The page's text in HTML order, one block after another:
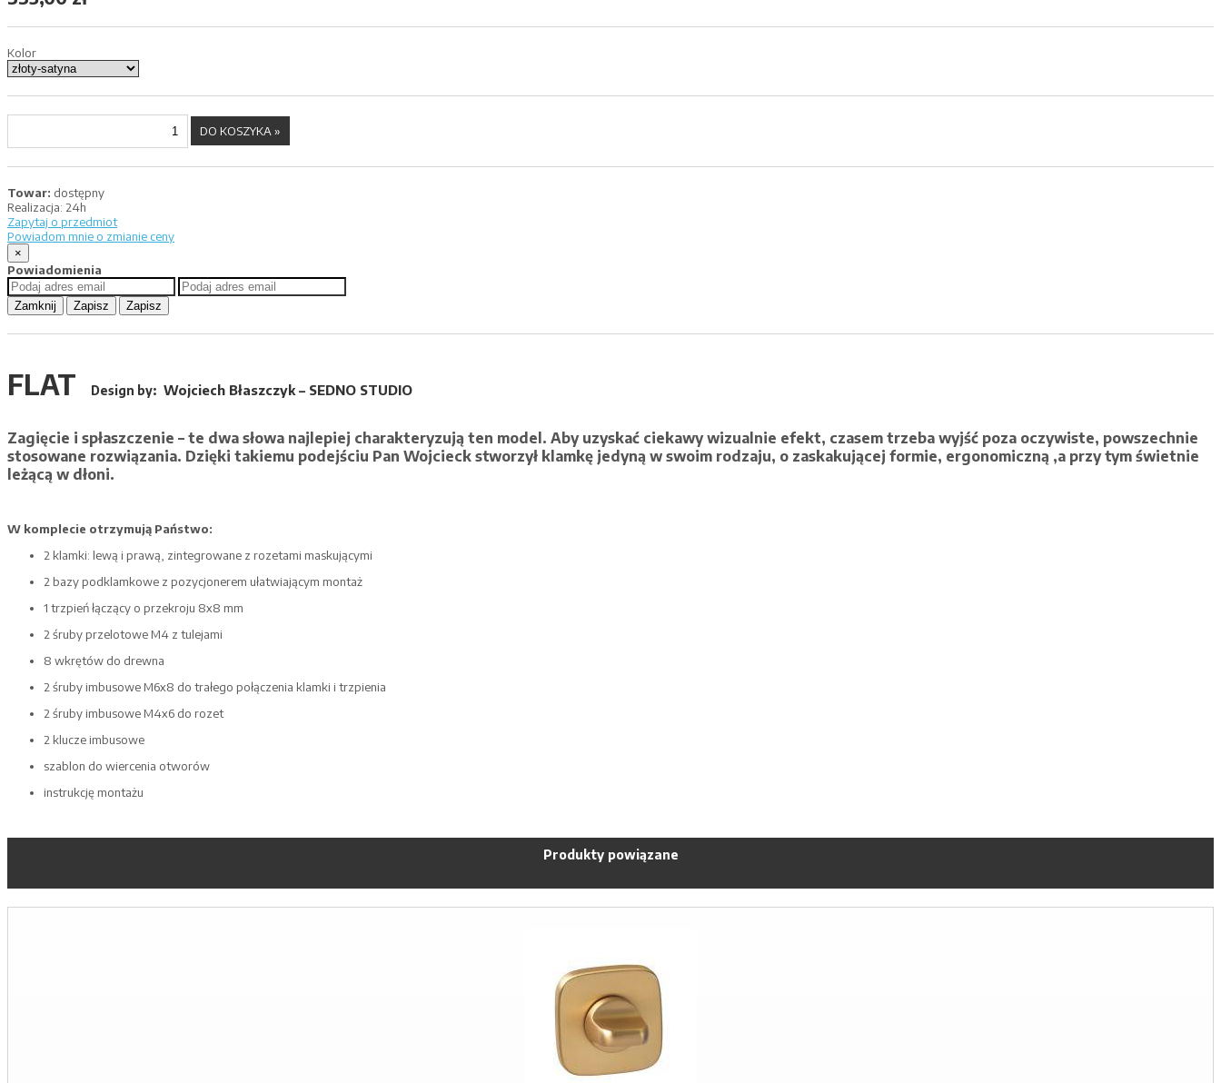
Kolor
Towar: dostępny
Realizacja: 24h
Zapytaj o przedmiot
Powiadom mnie o zmianie ceny
×
Powiadomienia
Zamknij Zapisz Zapisz
FLAT Design by: Wojciech Błaszczyk – SEDNO STUDIO
Zagięcie i spłaszczenie – te dwa słowa najlepiej charakteryzują ten model. Aby uzyskać ciekawy wizualnie efekt, czasem trzeba wyjść poza oczywiste, powszechnie
stosowane rozwiązania. Dzięki takiemu podejściu Pan Wojcieck stworzył klamkę jedyną w swoim rodzaju, o zaskakującej formie, ergonomiczną ,a przy tym świetnie
leżącą w dłoni.
W komplecie otrzymują Państwo:
2 klamki: lewą i prawą, zintegrowane z rozetami maskującymi
2 bazy podklamkowe z pozycjonerem ułatwiającym montaż
1 trzpień łączący o przekroju 8x8 mm
2 śruby przelotowe M4 z tulejami
8 wkrętów do drewna
2 śruby imbusowe M6x8 do trałego połączenia klamki i trzpienia
2 śruby imbusowe M4x6 do rozet
2 klucze imbusowe
szablon do wiercenia otworów
instrukcję montażu
Produkty powiązane